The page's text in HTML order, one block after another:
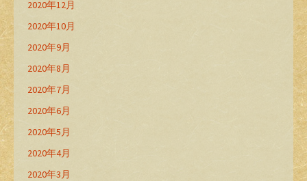
2020年12月
2020年10月
2020年9月
2020年8月
2020年7月
2020年6月
2020年5月
2020年4月
2020年3月